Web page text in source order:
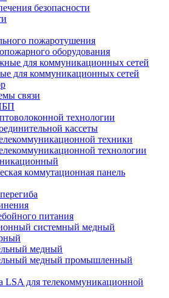
безопасности
пожаротушения
оборудования
для коммуникационных сетей
связи
технологии
кассеты
техники
технологии
коммутационная панель
питания
системный медный
медный
медный промышленный
LSA для телекоммуникационной